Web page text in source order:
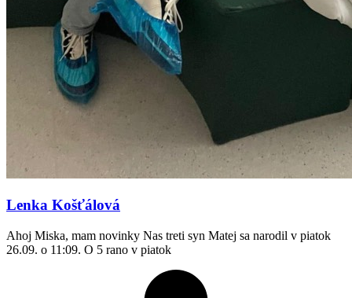
Lenka Košťálová
Ahoj Miska, mam novinky Nas treti syn Matej sa narodil v piatok
26.09. o 11:09. O 5 rano v piatok